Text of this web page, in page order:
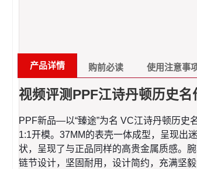
产品详情 购前必读 使用注意事
视频评测PPF江诗丹顿历史
PPF新品—以“臻途”为名 VC江诗丹顿历史
1:1开模。37MM的表壳一体成型，呈现出
状，呈现了与正品同样的高贵金属质感。
链节设计，坚固耐用，设计简约，充满坚